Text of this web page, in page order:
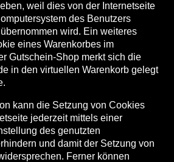
weil dies von der Internetseite
des Benutzers
wird. Ein weiteres
eines Warenkorbes im
Gutschein-Shop merkt sich die
in den virtuellen Warenkorb gelegt
kann die Setzung von Cookies
jederzeit mittels einer
des genutzten
und damit der Setzung von
Ferner können